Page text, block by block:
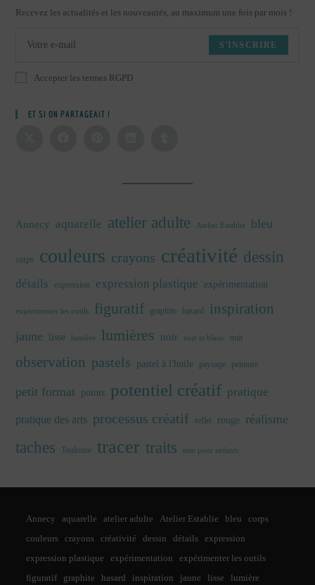
Recevez les actualités et les nouveautés, au maximum une fois par mois !
S'INSCRIRE
Accepter les termes RGPD
ET SI ON PARTAGEAIT !
Annecy aquarelle atelier adulte Atelier Establie bleu
corps couleurs crayons créativité dessin
détails expression expression plastique expérimentation
expérimenter les outils figuratif graphite hasard inspiration
jaune lisse lumière lumières noir noir et blanc nuit
observation pastels pastel à l'huile paysage peinture
petit format points potentiel créatif pratique
pratique des arts processus créatif reflet rouge réalisme
taches Toulouse tracer traits tuto pour enfants
Annecy aquarelle atelier adulte Atelier Establie bleu
corps
couleurs
crayons créativité dessin détails
expression
expression plastique
expérimentation
expérimenter les outils
figuratif
graphite hasard inspiration jaune lisse
lumière